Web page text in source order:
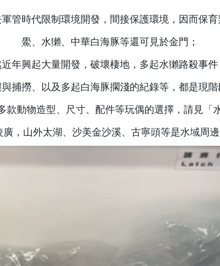
管時代限制環境開發，間接保護環境，因而保
鱟、水獺、中華白海豚等還可見於金門；
近年興起大量開發，破壞棲地，多起水獺路殺事件
捕撈、以及多起白海豚擱淺的紀錄等，都是現
款動物造型、尺寸、配件等玩偶的選擇，請見「
廣，山外太湖、沙美金沙溪、古寧頭等是水域周